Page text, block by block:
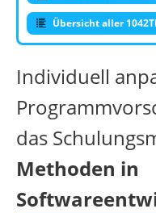
Übersicht aller
Individuell
das
Methoden in